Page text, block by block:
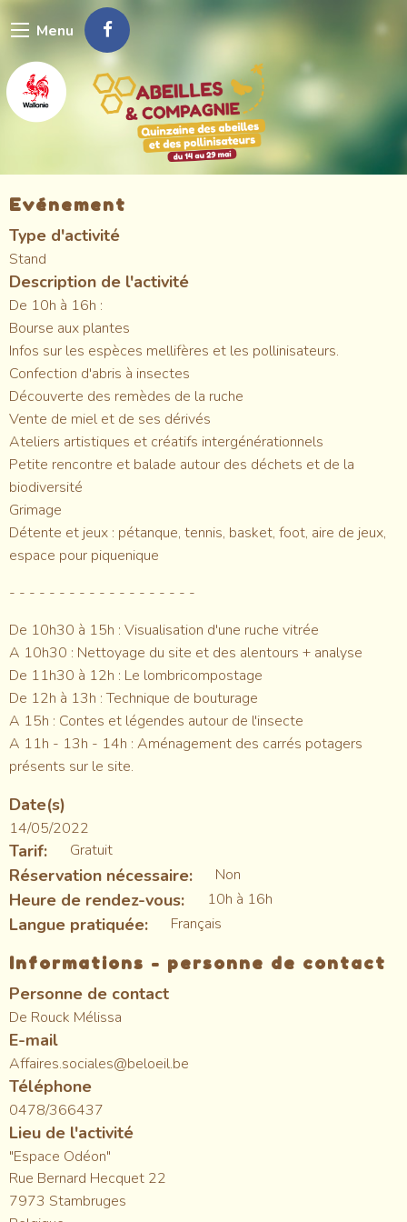
au
principal
Menu
Evénement
Type d'activité
Stand
Description de l'activité
De 10h à 16h :
Bourse aux plantes
Infos sur les espèces mellifères et les pollinisateurs.
Confection d'abris à insectes
Découverte des remèdes de la ruche
Vente de miel et de ses dérivés
Ateliers artistiques et créatifs intergénérationnels
Petite rencontre et balade autour des déchets et de la
biodiversité
Grimage
Détente et jeux : pétanque, tennis, basket, foot, aire de jeux,
espace pour piquenique
- - - - - - - - - - - - - - - - - - -
De 10h30 à 15h : Visualisation d'une ruche vitrée
A 10h30 : Nettoyage du site et des alentours + analyse
De 11h30 à 12h : Le lombricompostage
De 12h à 13h : Technique de bouturage
A 15h : Contes et légendes autour de l'insecte
A 11h - 13h - 14h : Aménagement des carrés potagers
présents sur le site.
Date(s)
14/05/2022
Tarif Gratuit
Réservation nécessaire Non
Heure de rendez-vous 10h à 16h
Langue pratiquée Français
Informations - personne de contact
Personne de contact
De Rouck Mélissa
E-mail
Affaires.sociales@beloeil.be
Téléphone
0478/366437
Lieu de l'activité
"Espace Odéon"
Rue Bernard Hecquet 22
7973 Stambruges